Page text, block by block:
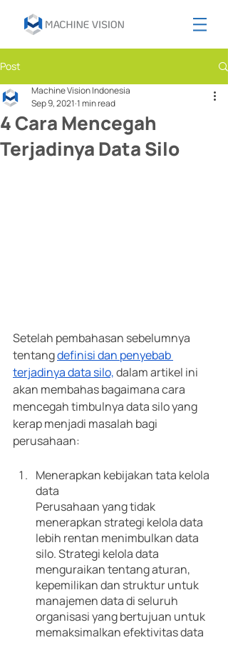
Post
4 Cara Mencegah
Terjadinya Data Silo
Machine Vision Indonesia
Sep 9, 2021 1 min read
Setelah pembahasan sebelumnya
tentang definisi dan penyebab
terjadinya data silo, dalam artikel ini
akan membahas bagaimana cara
mencegah timbulnya data silo yang
kerap menjadi masalah bagi
perusahaan:
Menerapkan kebijakan tata kelola
data
Perusahaan yang tidak
menerapkan strategi kelola data
lebih rentan menimbulkan data
silo. Strategi kelola data
menguraikan tentang aturan,
kepemilikan dan struktur untuk
manajemen data di seluruh
organisasi yang bertujuan untuk
memaksimalkan efektivitas data